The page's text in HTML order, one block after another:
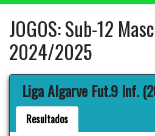
JOGOS: Sub-12
2024/2025
Liga Algarve Fut.9 Inf.
Resultados